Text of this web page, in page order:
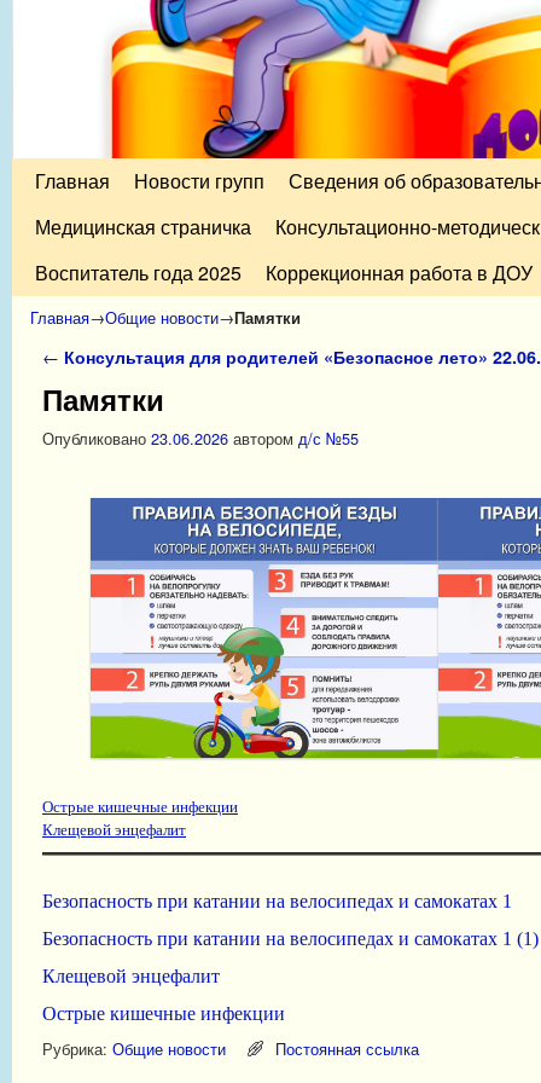
Перейти к основному содержимому
Перейти к дополнительному содержимому
Главная Новости групп
Сведения об
Медицинская страничка
Консультационно-
Воспитатель года 2025
Коррекционная работа в ДОУ
Главная→Общие новости→Памятки
Навигация по записям
← Консультация для родителей «Безопасное лето»
Памятки
Опубликовано 23.06.2026 автором д/с №55
Острые кишечные инфекции
Клещевой энцефалит
Безопасность при катании на велосипедах и самокатах 1
Безопасность при катании на велосипедах и самокатах 1 (1)
Клещевой энцефалит
Острые кишечные инфекции
Рубрика: Общие новости Постоянная ссылка